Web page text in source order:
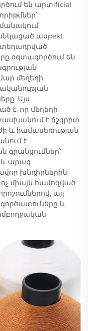
են արտificial
ասpekt:
տեղադրված
օգտագործում են
մեղեդի
Այս
է, որ մեղեդի
է ճշգրիտ
և համասեռության
է
գրանցումներ՝
և արագ
խնդիրներին:
միայն համոզված
այլ
և